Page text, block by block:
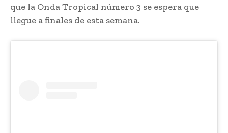
que la Onda Tropical número 3 se espera que
llegue a finales de esta semana.